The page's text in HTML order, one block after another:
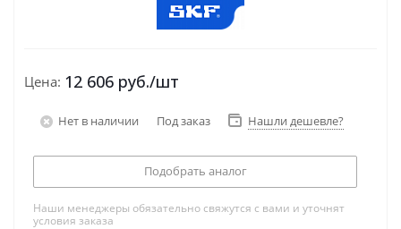
Цена: 12 606 руб./шт
Нет в наличии Под заказ Нашли дешевле?
Подобрать аналог
Наши менеджеры обязательно свяжутся с вами и уточнят
условия заказа